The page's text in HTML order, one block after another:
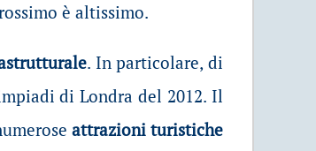
è altissimo.
. In particolare, di
di Londra del 2012. Il
attrazioni turistiche